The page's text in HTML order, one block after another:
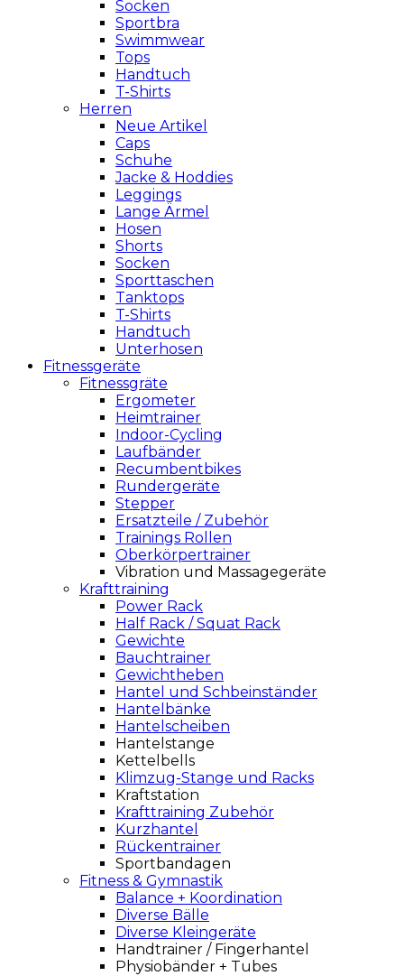
Socken
Sportbra
Swimmwear
Tops
Handtuch
T-Shirts
Herren
Neue Artikel
Caps
Schuhe
Jacke & Hoddies
Leggings
Lange Ärmel
Hosen
Shorts
Socken
Sporttaschen
Tanktops
T-Shirts
Handtuch
Unterhosen
Fitnessgeräte
Fitnessgräte
Ergometer
Heimtrainer
Indoor-Cycling
Laufbänder
Recumbentbikes
Rundergeräte
Stepper
Ersatzteile / Zubehör
Trainings Rollen
Oberkörpertrainer
Vibration und Massagegeräte
Krafttraining
Power Rack
Half Rack / Squat Rack
Gewichte
Bauchtrainer
Gewichtheben
Hantel und Schbeinständer
Hantelbänke
Hantelscheiben
Hantelstange
Kettelbells
Klimzug-Stange und Racks
Kraftstation
Krafttraining Zubehör
Kurzhantel
Rückentrainer
Sportbandagen
Fitness & Gymnastik
Balance + Koordination
Diverse Bälle
Diverse Kleingeräte
Handtrainer / Fingerhantel
Physiobänder + Tubes